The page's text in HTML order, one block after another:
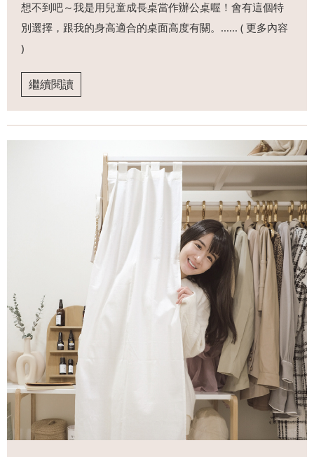
想不到吧～我是用兒童成長桌當作辦公桌喔！會有這個特
別選擇，跟我的身高適合的桌面高度有關。...... ( 更多內容
)
繼續閱讀